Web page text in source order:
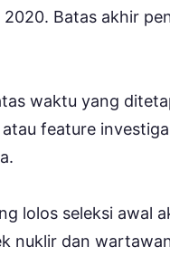
Batas akhir
waktu yang
feature
lolos seleksi awal
nuklir dan